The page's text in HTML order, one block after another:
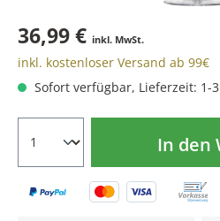
36,99 € inkl. MwSt.
inkl. kostenloser Versand ab 99€
Sofort verfügbar, Lieferzeit: 1-
In den